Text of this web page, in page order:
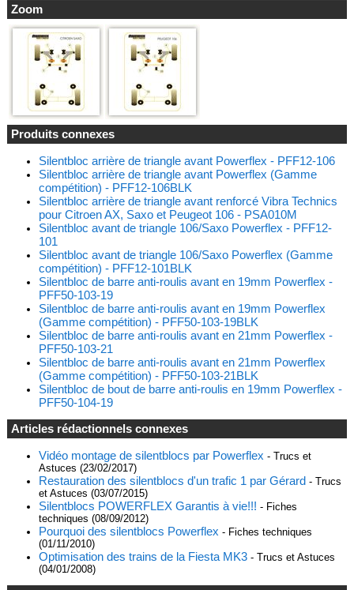
Zoom
Produits connexes
Silentbloc arrière de triangle avant Powerflex - PFF12-106
Silentbloc arrière de triangle avant Powerflex (Gamme
compétition) - PFF12-106BLK
Silentbloc arrière de triangle avant renforcé Vibra Technics
pour Citroen AX, Saxo et Peugeot 106 - PSA010M
Silentbloc avant de triangle 106/Saxo Powerflex - PFF12-
101
Silentbloc avant de triangle 106/Saxo Powerflex (Gamme
compétition) - PFF12-101BLK
Silentbloc de barre anti-roulis avant en 19mm Powerflex -
PFF50-103-19
Silentbloc de barre anti-roulis avant en 19mm Powerflex
(Gamme compétition) - PFF50-103-19BLK
Silentbloc de barre anti-roulis avant en 21mm Powerflex -
PFF50-103-21
Silentbloc de barre anti-roulis avant en 21mm Powerflex
(Gamme compétition) - PFF50-103-21BLK
Silentbloc de bout de barre anti-roulis en 19mm Powerflex -
PFF50-104-19
Articles rédactionnels connexes
Vidéo montage de silentblocs par Powerflex - Trucs et
Astuces (23/02/2017)
Restauration des silentblocs d'un trafic 1 par Gérard - Trucs
et Astuces (03/07/2015)
Silentblocs POWERFLEX Garantis à vie!!! - Fiches
techniques (08/09/2012)
Pourquoi des silentblocs Powerflex - Fiches techniques
(01/11/2010)
Optimisation des trains de la Fiesta MK3- Trucs et Astuces
(04/01/2008)